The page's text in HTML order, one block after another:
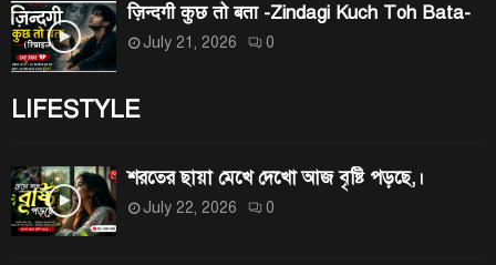
ज़िन्दगी कुछ तो बता -Zindagi Kuch Toh Bata-
July 21, 2026 0
LIFESTYLE
শরতের ছায়া মেখে দেখো আজ বৃষ্টি পড়ছে,।
July 22, 2026 0